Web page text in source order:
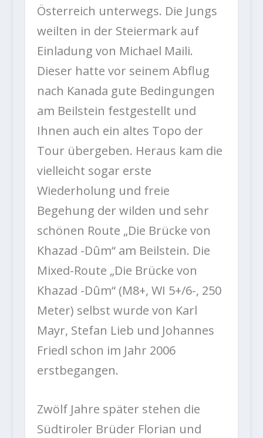
Österreich unterwegs. Die Jungs
weilten in der Steiermark auf
Einladung von Michael Maili.
Dieser hatte vor seinem Abflug
nach Kanada gute Bedingungen
am Beilstein festgestellt und
Ihnen auch ein altes Topo der
Tour übergeben. Heraus kam die
vielleicht sogar erste
Wiederholung und freie
Begehung der wilden und sehr
schönen Route „Die Brücke von
Khazad -Dûm“ am Beilstein. Die
Mixed-Route „Die Brücke von
Khazad -Dûm“ (M8+, WI 5+/6-, 250
Meter) selbst wurde von Karl
Mayr, Stefan Lieb und Johannes
Friedl schon im Jahr 2006
erstbegangen.
Zwölf Jahre später stehen die
Südtiroler Brüder Florian und